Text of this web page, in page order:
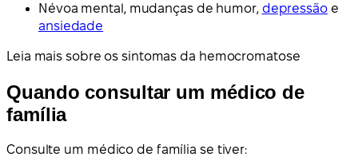
Névoa mental, mudanças de humor, depressãoe
ansiedade
Leia mais sobre os sintomas da hemocromatose
Quando consultar um médico de
família
Consulte um médico de família se tiver: